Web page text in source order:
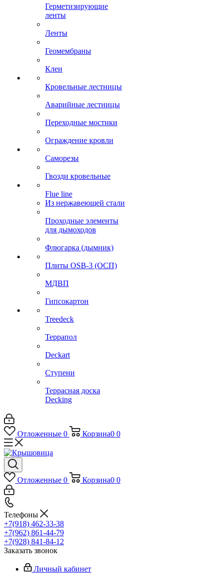
Герметизирующие
ленты
Ленты
Геомембраны
Клеи
Кровельные лестницы
Аварийные лестницы
Переходные мостики
Ограждение кровли
Саморезы
Гвозди кровельные
Flue line
Из нержавеющей стали
Проходные элементы
для дымоходов
Флюгарка (дымник)
Плиты OSB-3 (ОСП)
МДВП
Гипсокартон
Treedeck
Террапол
Deckart
Ступени
Террасная доска
Decking
Отложенные 0 Корзина0 0
Отложенные 0 Корзина0 0
Телефоны
+7(918) 462-33-38
+7(962) 861-44-79
+7(928) 841-84-12
Заказать звонок
Личный кабинет